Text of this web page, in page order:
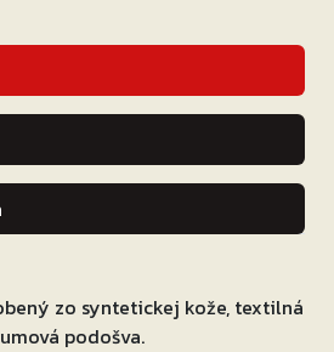
zo syntetickej kože, textilná
podošva.